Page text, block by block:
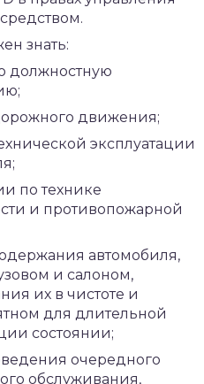
знать:
должностную
движения;
эксплуатации
по технике
и противопожарной
автомобиля,
и салоном,
их в чистоте и
для длительной
состоянии;
очередного
обслуживания,